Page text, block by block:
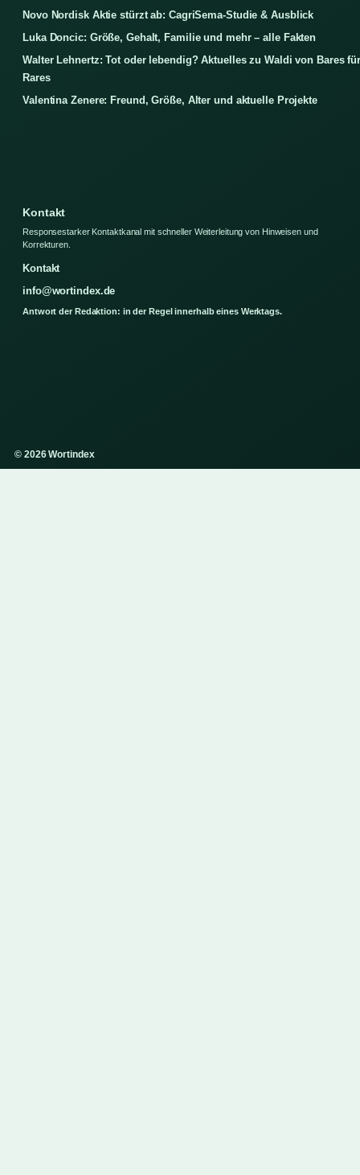
Novo Nordisk Aktie stürzt ab: CagriSema-Studie & Ausblick
Luka Doncic: Größe, Gehalt, Familie und mehr – alle Fakten
Walter Lehnertz: Tot oder lebendig? Aktuelles zu Waldi von Bares
Rares
Valentina Zenere: Freund, Größe, Alter und aktuelle Projekte
Kontakt
Responsestarker Kontaktkanal mit schneller Weiterleitung von Hinweisen und
Korrekturen.
Kontakt
info@wortindex.de
Antwort der Redaktion: in der Regel innerhalb eines Werktags.
© 2026 Wortindex